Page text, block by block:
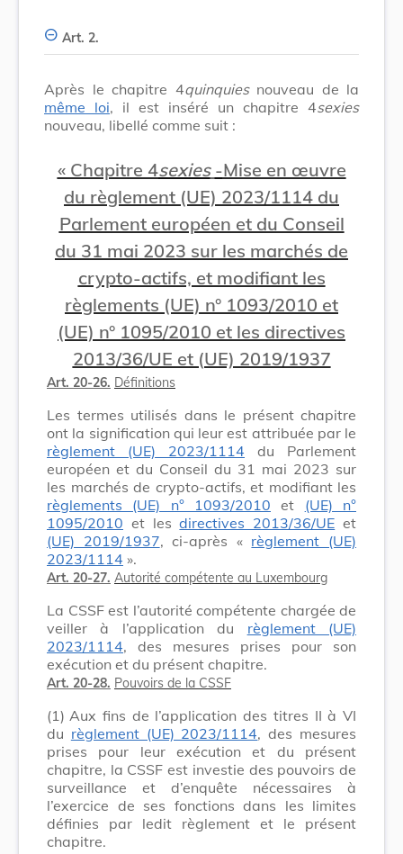
Art. 2.
Après le chapitre 4quinquiesnouveau de la
même loi, il est inséré un chapitre 4sexies
nouveau, libellé comme suit :
« Chapitre 4sexies -Mise en œuvre
du règlement (UE) 2023/1114 du
Parlement européen et du Conseil
du 31 mai 2023 sur les marchés de
crypto-actifs, et modifiant les
règlements (UE) n° 1093/2010 et
(UE) n° 1095/2010 et les directives
2013/36/UE et (UE) 2019/1937
Art. 20-26. Définitions
Les termes utilisés dans le présent chapitre
ont la signification qui leur est attribuée par le
règlement (UE) 2023/1114 du Parlement
européen et du Conseil du 31 mai 2023 sur
les marchés de crypto-actifs, et modifiant les
règlements (UE) n° 1093/2010 et (UE) n°
1095/2010 et lesdirectives 2013/36/UE et
(UE) 2019/1937, ci-après « règlement (UE)
2023/1114 ».
Art. 20-27. Autorité compétente au Luxembourg
La CSSF est l’autorité compétente chargée de
veiller à l’application du règlement (UE)
2023/1114, des mesures prises pour son
exécution et du présent chapitre.
Art. 20-28. Pouvoirs de la CSSF
(1) Aux fins de l’application des titres II à VI
du règlement (UE) 2023/1114, des mesures
prises pour leur exécution et du présent
chapitre, la CSSF est investie des pouvoirs de
surveillance et d’enquête nécessaires à
l’exercice de ses fonctions dans les limites
définies par ledit règlement et le présent
chapitre.